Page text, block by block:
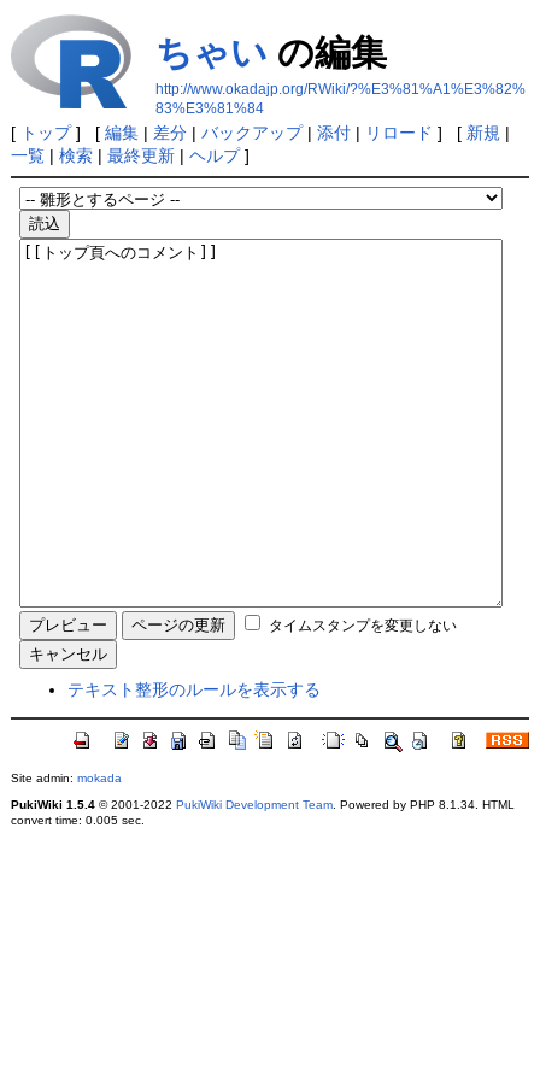
ちゃい の編集
http://www.okadajp.org/RWiki/?%E3%81%A1%E3%82%
83%E3%81%84
[ トップ] [ 編集| 差分| バックアップ| 添付| リロード ] [ 新規 |
一覧| 検索| 最終更新| ヘルプ]
タイムスタンプを変更しない
テキスト整形のルールを表示する
Site admin: mokada
PukiWiki 1.5.4© 2001-2022 PukiWiki Development Team. Powered by PHP 8.1.34. HTML
convert time: 0.005 sec.